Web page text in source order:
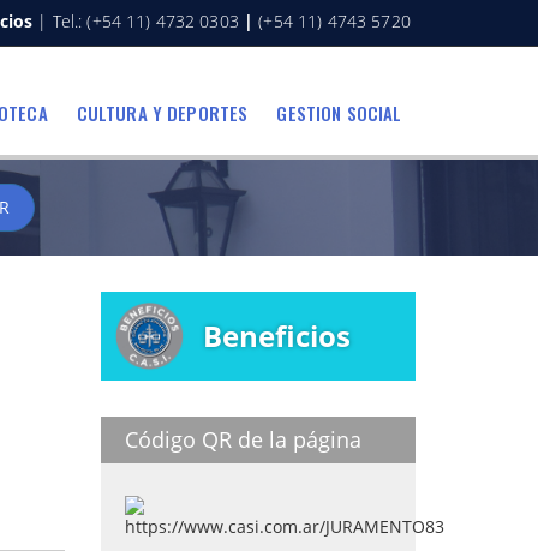
| Tel.: (+54 11) 4732 0303 | (+54 11) 4743 5720
CULTURA Y DEPORTES GESTION SOCIAL
Beneficios
Código QR de la página